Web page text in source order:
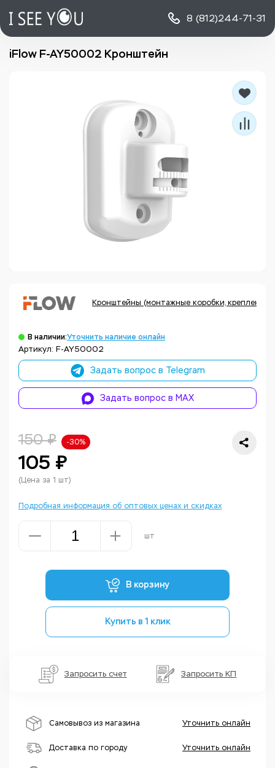
8 (812)244-71-31
iFlow F-AY50002 Кронштейн
Кронштейны (монтажные коробки,
В наличии:Уточнить наличие онлайн
Артикул: F-AY50002
Задать вопрос в Telegram
Задать вопрос в MAX
150 ₽ -30%
105 ₽
(Цена за 1 шт)
Подробная информация об оптовых ценах и скидках
шт
В корзину
Купить в 1 клик
Запросить счет Запросить КП
Самовывоз из магазина Уточнить онлайн
Доставка по городу Уточнить онлайн